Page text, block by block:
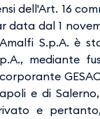
dell'Art. 16
data dal 1
S.p.A. è
mediante
e di
e